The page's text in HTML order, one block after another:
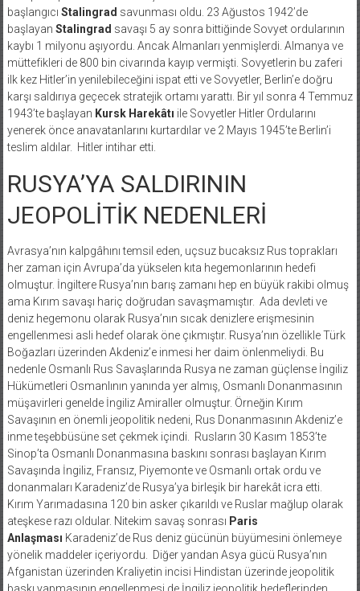
başlangıcı Stalingrad savunması oldu. 23 Ağustos 1942’de
başlayan Stalingrad savaşı 5 ay sonra bittiğinde Sovyet ordularının
kaybı 1 milyonu aşıyordu. Ancak Almanları yenmişlerdi. Almanya ve
müttefikleri de 800 bin civarında kayıp vermişti. Sovyetlerin bu zaferi
ilk kez Hitler’in yenilebileceğini ispat etti ve Sovyetler, Berlin’e doğru
karşı saldırıya geçecek stratejik ortamı yarattı. Bir yıl sonra 4 Temmuz
1943’te başlayan Kursk Harekâtı ile Sovyetler Hitler Ordularını
yenerek önce anavatanlarını kurtardılar ve 2 Mayıs 1945’te Berlin’i
teslim aldılar. Hitler intihar etti.
RUSYA’YA SALDIRININ
JEOPOLİTİK NEDENLERİ
Avrasya’nın kalpgâhını temsil eden, uçsuz bucaksız Rus toprakları
her zaman için Avrupa’da yükselen kıta hegemonlarının hedefi
olmuştur. İngiltere Rusya’nın barış zamanı hep en büyük rakibi olmuş
ama Kırım savaşı hariç doğrudan savaşmamıştır. Ada devleti ve
deniz hegemonu olarak Rusya’nın sıcak denizlere erişmesinin
engellenmesi asli hedef olarak öne çıkmıştır. Rusya’nın özellikle Türk
Boğazları üzerinden Akdeniz’e inmesi her daim önlenmeliydi. Bu
nedenle Osmanlı Rus Savaşlarında Rusya ne zaman güçlense İngiliz
Hükümetleri Osmanlının yanında yer almış, Osmanlı Donanmasının
müşavirleri genelde İngiliz Amiraller olmuştur. Örneğin Kırım
Savaşının en önemli jeopolitik nedeni, Rus Donanmasının Akdeniz’e
inme teşebbüsüne set çekmek içindi. Rusların 30 Kasım 1853’te
Sinop’ta Osmanlı Donanmasına baskını sonrası başlayan Kırım
Savaşında İngiliz, Fransız, Piyemonte ve Osmanlı ortak ordu ve
donanmaları Karadeniz’de Rusya’ya birleşik bir harekât icra etti.
Kırım Yarımadasına 120 bin asker çıkarıldı ve Ruslar mağlup olarak
ateşkese razı oldular. Nitekim savaş sonrası Paris
Anlaşması Karadeniz’de Rus deniz gücünün büyümesini önlemeye
yönelik maddeler içeriyordu. Diğer yandan Asya gücü Rusya’nın
Afganistan üzerinden Kraliyetin incisi Hindistan üzerinde jeopolitik
baskı yapmasının engellenmesi de İngiliz jeopolitik hedeflerinden